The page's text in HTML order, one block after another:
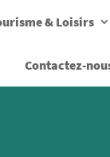
& Loisirs
Contactez-